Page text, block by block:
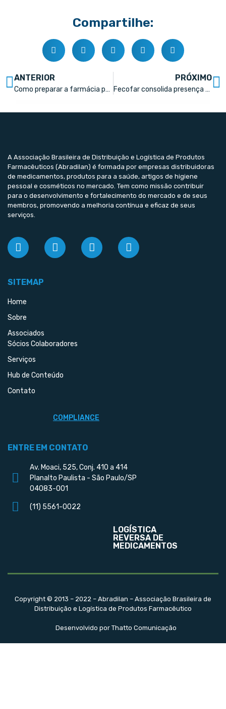
Compartilhe:
ANTERIOR
Como preparar a farmácia para os meses mais frios do ano?
PRÓXIMO
Fecofar consolida presença massiva no Abradilan Conexão Farma
A Associação Brasileira de Distribuição e Logística de Produtos
Farmacêuticos (Abradilan) é formada por empresas distribuidoras
de medicamentos, produtos para a saúde, artigos de higiene
pessoal e cosméticos no mercado. Tem como missão contribuir
para o desenvolvimento e fortalecimento do mercado e de seus
membros, promovendo a melhoria contínua e eficaz de seus
serviços.
SITEMAP
Home
Sobre
Associados
Sócios Colaboradores
Serviços
Hub de Conteúdo
Contato
COMPLIANCE
ENTRE EM CONTATO
Av. Moaci, 525, Conj. 410 a 414
Planalto Paulista - São Paulo/SP
04083-001
(11) 5561-0022
LOGÍSTICA
REVERSA DE
MEDICAMENTOS
Copyright © 2013 – 2022 – Abradilan – Associação Brasileira de
Distribuição e Logística de Produtos Farmacêutico
Desenvolvido por Thatto Comunicação